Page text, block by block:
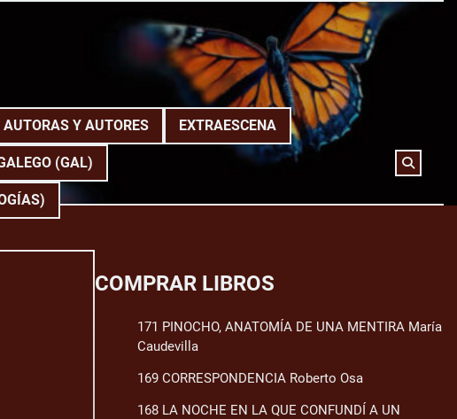
AUTORAS Y AUTORES EXTRAESCENA
(GAL)
COMPRAR LIBROS
171 PINOCHO, ANATOMÍA DE UNA MENTIRA María
Caudevilla
169 CORRESPONDENCIA Roberto Osa
168 LA NOCHE EN LA QUE CONFUNDÍ A UN